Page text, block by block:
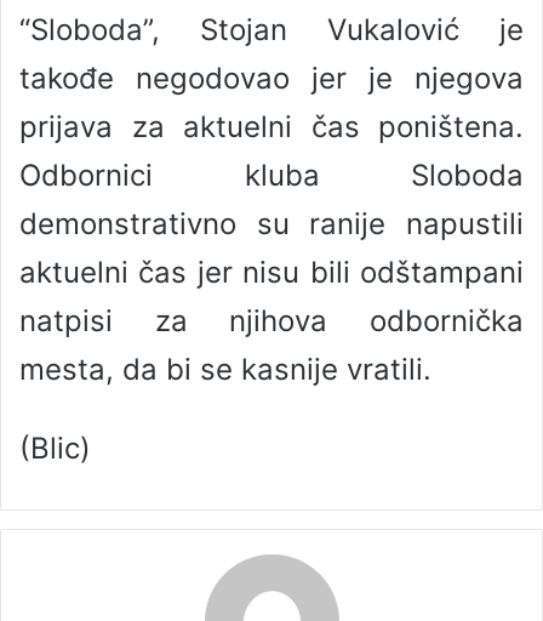
“Sloboda”, Stojan Vukalović je
takođe negodovao jer je njegova
prijava za aktuelni čas poništena.
Odbornici kluba Sloboda
demonstrativno su ranije napustili
aktuelni čas jer nisu bili odštampani
natpisi za njihova odbornička
mesta, da bi se kasnije vratili.
(Blic)